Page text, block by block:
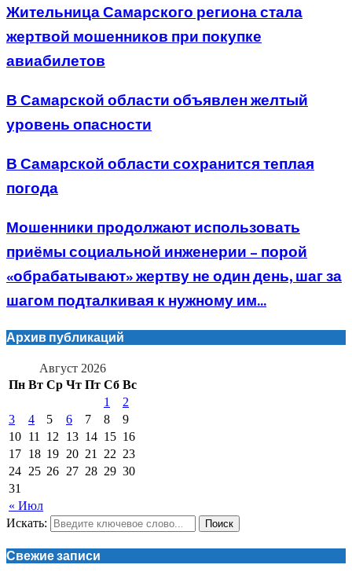
Жительница Самарского региона стала
жертвой мошенников при покупке
авиабилетов
В Самарской области объявлен желтый
уровень опасности
В Самарской области сохранится теплая
погода
Мошенники продолжают использовать
приёмы социальной инженерии – порой
«обрабатывают» жертву не один день, шаг за
шагом подталкивая к нужному им...
Архив публикаций
Август 2026
Пн Вт Ср Чт Пт Сб Вс
« Июл
1
2
3
4 5 6 7 8
9
10 11 12 13 14 15 16
17 18 19 20 21 22 23
24 25 26 27 28 29 30
31
Искать: Поиск
Свежие записи